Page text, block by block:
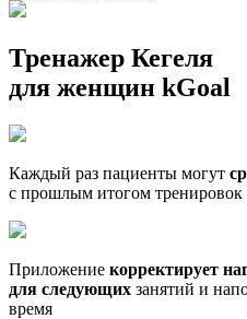
Тренажер Кегеля
для женщин kGoal
Каждый раз пациенты могут
с прошлым итогом тренировок
Приложение корректирует
для следующих занятий и
время